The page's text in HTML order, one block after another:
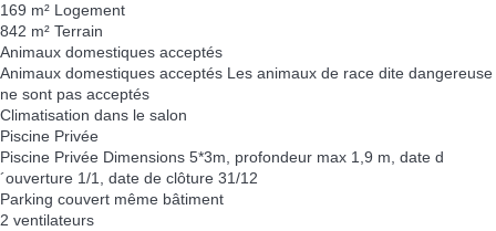
169 m² Logement
842 m² Terrain
Animaux domestiques acceptés
Animaux domestiques acceptés Les animaux de race dite dangereuse
ne sont pas acceptés
Climatisation dans le salon
Piscine Privée
Piscine Privée Dimensions 5*3m, profondeur max 1,9 m, date d
´ouverture 1/1, date de clôture 31/12
Parking couvert même bâtiment
2 ventilateurs